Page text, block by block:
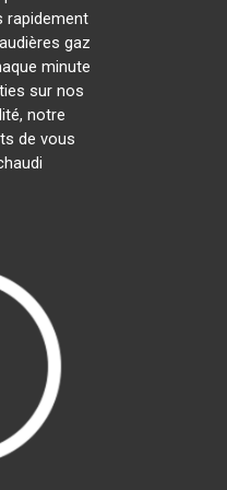
rapidement
gaz
minute
sur nos
notre
de vous